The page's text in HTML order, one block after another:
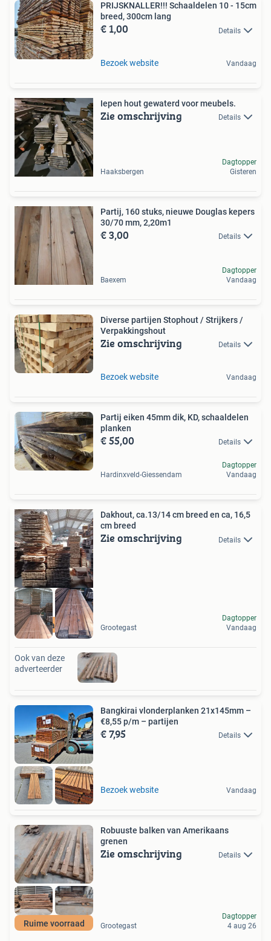
PRIJSKNALLER!!! Schaaldelen 10 - 15cm
breed, 300cm lang
€ 1,00 Details
Bezoek website Vandaag
Iepen hout gewaterd voor meubels.
Zie omschrijving Details
Haaksbergen
Dagtopper
Gisteren
Partij, 160 stuks, nieuwe Douglas kepers
30/70 mm, 2,20m1
€ 3,00 Details
Baexem
Dagtopper
Vandaag
Diverse partijen Stophout / Strijkers /
Verpakkingshout
Zie omschrijving Details
Bezoek website Vandaag
Partij eiken 45mm dik, KD, schaaldelen
planken
€ 55,00 Details
Hardinxveld-Giessendam
Dagtopper
Vandaag
Circulair hout
Dakhout, ca.13/14 cm breed en ca, 16,5
cm breed
Zie omschrijving Details
Grootegast
Dagtopper
Vandaag
Ook van deze
adverteerder
Bangkirai vlonderplanken 21x145mm –
€8,55 p/m – partijen
€ 7,95 Details
Bezoek website Vandaag
Ruime voorraad
Robuuste balken van Amerikaans
grenen
Zie omschrijving Details
Grootegast
Dagtopper
4 aug 26